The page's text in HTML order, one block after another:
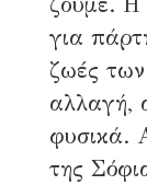
για
ζωές
αλλαγή,
φυσικά.
της